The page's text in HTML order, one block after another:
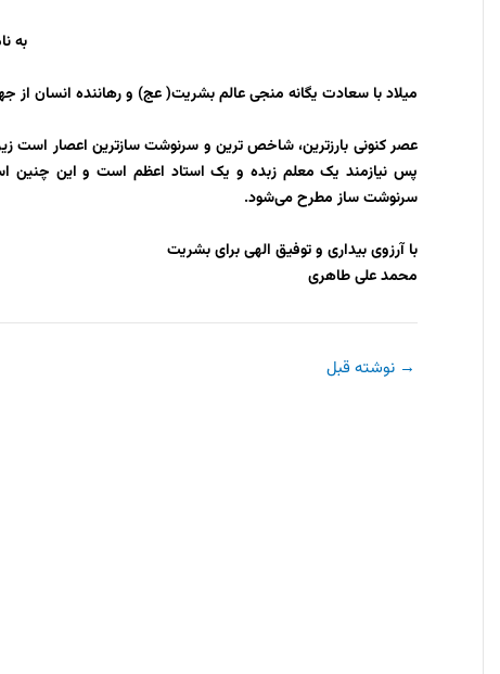
به
میلاد با سعادت یگانه منجی عالم بشریت( عج) و رهاننده انسان از
عصر کنونی بارزترین، شاخص ترین و سرنوشت سازترین اعصار است
پس نیازمند یک معلم زبده و یک استاد اعظم است و این
سرنوشت ساز مطرح می‌شود.
با آرزوی بیداری و توفیق الهی برای بشریت
محمد علی طاهری
→ نوشته قبل